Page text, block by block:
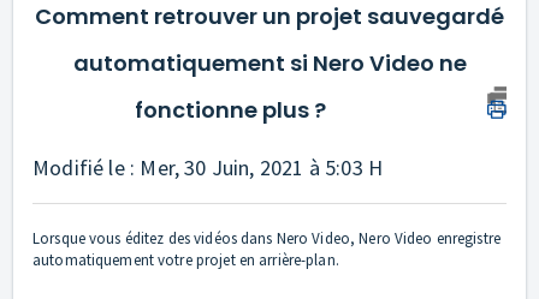
Comment retrouver un projet sauvegardé
automatiquement si Nero Video ne
fonctionne plus ?
Modifié le : Mer, 30 Juin, 2021 à 5:03 H
Lorsque vous éditez des vidéos dans Nero Video, Nero Video enregistre
automatiquement votre projet en arrière-plan.